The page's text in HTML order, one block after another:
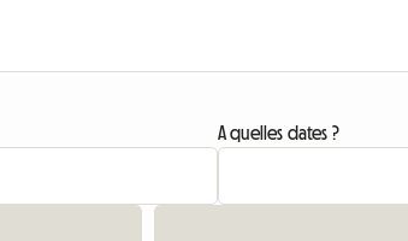
A quelles dates ?